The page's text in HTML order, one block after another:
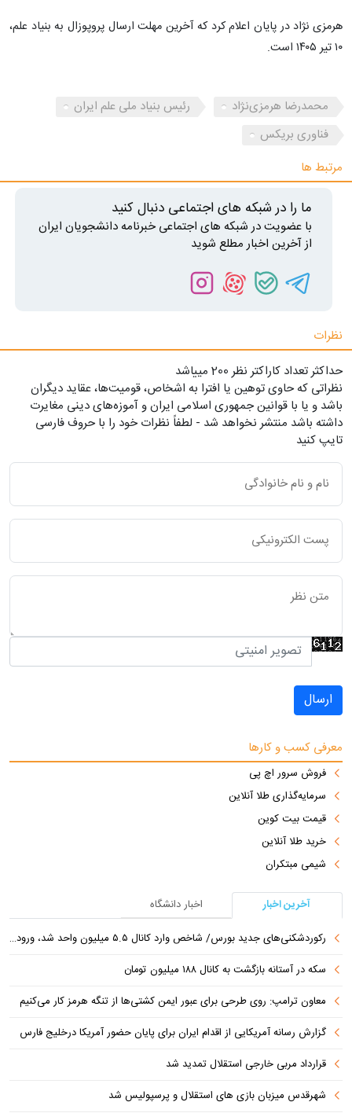
هرمزی نژاد در پایان اعلام کرد که آخرین مهلت ارسال پروپوزال به بنیاد علم،
۱۰ تیر ۱۴۰۵ است.
محمدرضا هرمزی‌نژاد
رئیس بنیاد ملی علم ایران
فناوری بریکس
مرتبط ها
ما را در شبکه های اجتماعی دنبال کنید
با عضویت در شبکه های اجتماعی خبرنامه دانشجویان ایران
از آخرین اخبار مطلع شوید
نظرات
حداکثر تعداد کاراکتر نظر 200 ميياشد
نظراتی که حاوی توهین یا افترا به اشخاص، قومیت‌ها، عقاید دیگران
باشد و یا با قوانین جمهوری اسلامی ایران و آموزه‌های دینی مغایرت
داشته باشد منتشر نخواهد شد - لطفاً نظرات خود را با حروف فارسی
تایپ کنید
ارسال
معرفی کسب و کارها
فروش سرور اچ پی
سرمایه‌گذاری طلا آنلاین
قیمت بیت کوین
خرید طلا آنلاین
شیمی مبتکران
آخرین اخبار
اخبار دانشگاه
رکوردشکنی‌های جدید بورس/ شاخص وارد کانال ۵.۵ میلیون واحد شد، ورود ۹ همت پول حقیقی
سکه در آستانه بازگشت به کانال ۱۸۸ میلیون تومان
معاون ترامپ: روی طرحی برای عبور ایمن کشتی‌ها از تنگه هرمز کار می‌کنیم
گزارش رسانه آمریکایی از اقدام ایران برای پایان حضور آمریکا درخلیج فارس
قرارداد مربی خارجی استقلال تمدید شد
شهرقدس میزبان بازی های استقلال و پرسپولیس شد